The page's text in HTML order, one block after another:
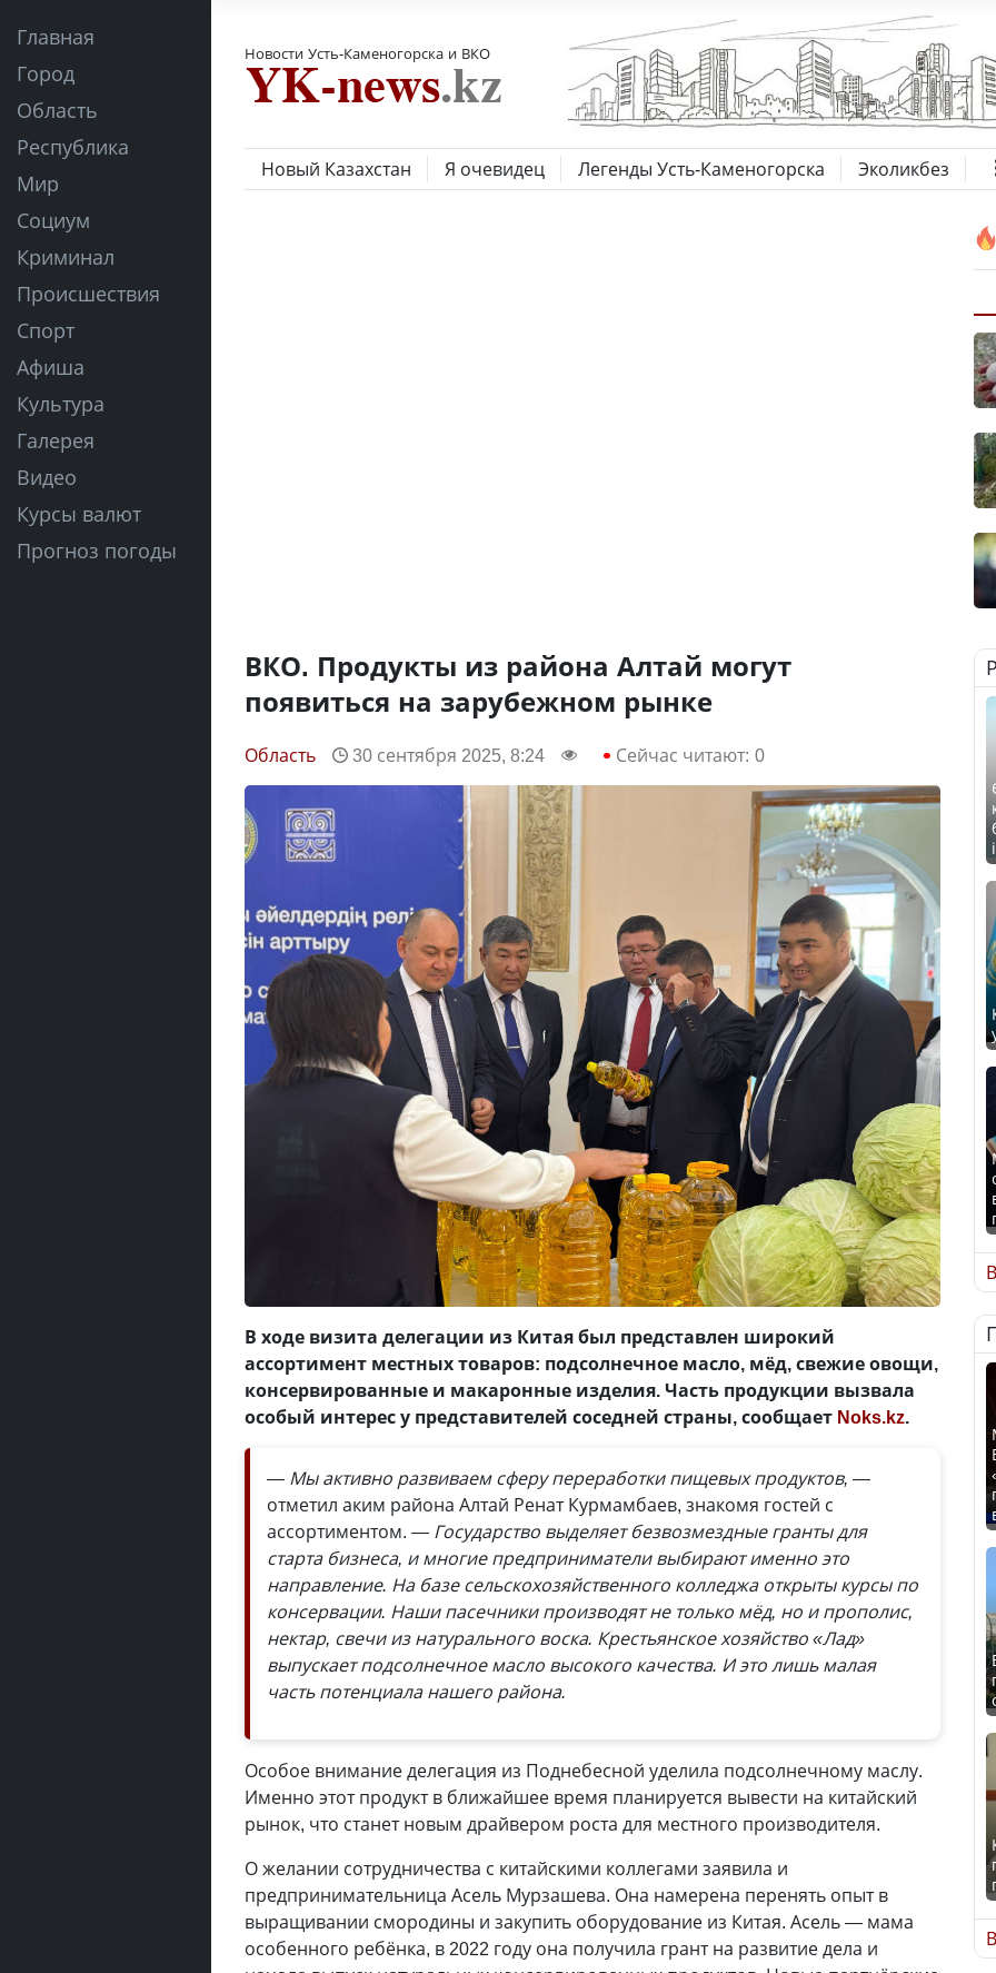
Главная
Город
Область
Республика
Мир
Социум
Криминал
Происшествия
Спорт
Афиша
Культура
Галерея
Видео
Курсы валют
Прогноз погоды
Новости Усть-Каменогорска и ВКО
Новый Казахстан Я очевидец Легенды Усть-Каменогорска Эколикбез
ВКО. Продукты из района Алтай могут
появиться на зарубежном рынке
Область 30 сентября 2025, 8:24 Сейчас читают: 0
В ходе визита делегации из Китая был представлен широкий
ассортимент местных товаров: подсолнечное масло, мёд, свежие овощи,
консервированные и макаронные изделия. Часть продукции вызвала
особый интерес у представителей соседней страны, сообщает Noks.kz.
— Мы активно развиваем сферу переработки пищевых продуктов, —
отметил аким района Алтай Ренат Курмамбаев, знакомя гостей с
ассортиментом. — Государство выделяет безвозмездные гранты для
старта бизнеса, и многие предприниматели выбирают именно это
направление. На базе сельскохозяйственного колледжа открыты курсы по
консервации. Наши пасечники производят не только мёд, но и прополис,
нектар, свечи из натурального воска. Крестьянское хозяйство «Лад»
выпускает подсолнечное масло высокого качества. И это лишь малая
часть потенциала нашего района.
Особое внимание делегация из Поднебесной уделила подсолнечному маслу.
Именно этот продукт в ближайшее время планируется вывести на китайский
рынок, что станет новым драйвером роста для местного производителя.
О желании сотрудничества с китайскими коллегами заявила и
предпринимательница Асель Мурзашева. Она намерена перенять опыт в
выращивании смородины и закупить оборудование из Китая. Асель — мама
особенного ребёнка, в 2022 году она получила грант на развитие дела и